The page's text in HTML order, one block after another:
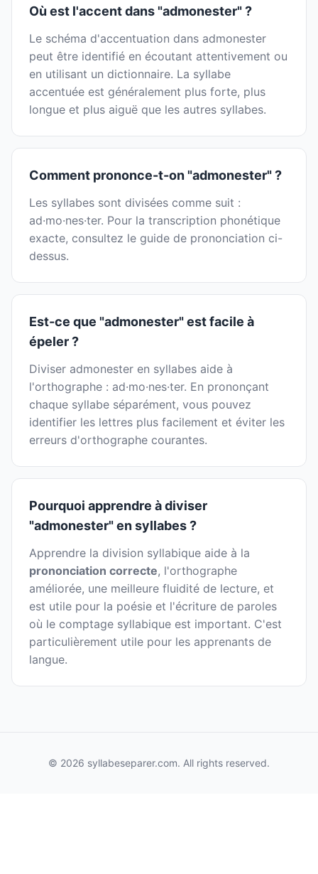
Où est l'accent dans "admonester" ?
Le schéma d'accentuation dans admonester
peut être identifié en écoutant attentivement ou
en utilisant un dictionnaire. La syllabe
accentuée est généralement plus forte, plus
longue et plus aiguë que les autres syllabes.
Comment prononce-t-on "admonester" ?
Les syllabes sont divisées comme suit :
ad·mo·nes·ter. Pour la transcription phonétique
exacte, consultez le guide de prononciation ci-
dessus.
Est-ce que "admonester" est facile à
épeler ?
Diviser admonester en syllabes aide à
l'orthographe : ad·mo·nes·ter. En prononçant
chaque syllabe séparément, vous pouvez
identifier les lettres plus facilement et éviter les
erreurs d'orthographe courantes.
Pourquoi apprendre à diviser
"admonester" en syllabes ?
Apprendre la division syllabique aide à la
prononciation correcte, l'orthographe
améliorée, une meilleure fluidité de lecture, et
est utile pour la poésie et l'écriture de paroles
où le comptage syllabique est important. C'est
particulièrement utile pour les apprenants de
langue.
© 2026 syllabeseparer.com. All rights reserved.